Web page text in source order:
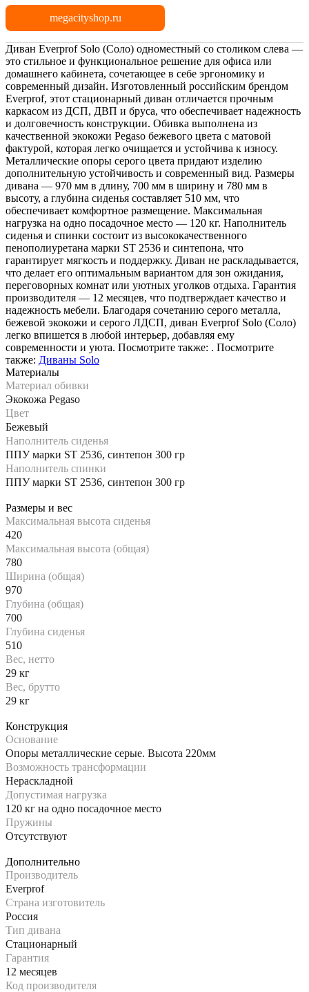
megacityshop.ru
Диван Everprof Solo (Соло) одноместный со столиком слева —
это стильное и функциональное решение для офиса или
домашнего кабинета, сочетающее в себе эргономику и
современный дизайн. Изготовленный российским брендом
Everprof, этот стационарный диван отличается прочным
каркасом из ДСП, ДВП и бруса, что обеспечивает надежность
и долговечность конструкции. Обивка выполнена из
качественной экокожи Pegaso бежевого цвета с матовой
фактурой, которая легко очищается и устойчива к износу.
Металлические опоры серого цвета придают изделию
дополнительную устойчивость и современный вид. Размеры
дивана — 970 мм в длину, 700 мм в ширину и 780 мм в
высоту, а глубина сиденья составляет 510 мм, что
обеспечивает комфортное размещение. Максимальная
нагрузка на одно посадочное место — 120 кг. Наполнитель
сиденья и спинки состоит из высококачественного
пенополиуретана марки ST 2536 и синтепона, что
гарантирует мягкость и поддержку. Диван не раскладывается,
что делает его оптимальным вариантом для зон ожидания,
переговорных комнат или уютных уголков отдыха. Гарантия
производителя — 12 месяцев, что подтверждает качество и
надежность мебели. Благодаря сочетанию серого металла,
бежевой экокожи и серого ЛДСП, диван Everprof Solo (Соло)
легко впишется в любой интерьер, добавляя ему
современности и уюта. Посмотрите также: . Посмотрите
также: Диваны Solo
Материалы
Материал обивки
Экокожа Pegaso
Цвет
Бежевый
Наполнитель сиденья
ППУ марки ST 2536, синтепон 300 гр
Наполнитель спинки
ППУ марки ST 2536, синтепон 300 гр
Размеры и вес
Максимальная высота сиденья
420
Максимальная высота (общая)
780
Ширина (общая)
970
Глубина (общая)
700
Глубина сиденья
510
Вес, нетто
29 кг
Вес, брутто
29 кг
Конструкция
Основание
Опоры металлические серые. Высота 220мм
Возможность трансформации
Нераскладной
Допустимая нагрузка
120 кг на одно посадочное место
Пружины
Отсутствуют
Дополнительно
Производитель
Everprof
Страна изготовитель
Россия
Тип дивана
Стационарный
Гарантия
12 месяцев
Код производителя